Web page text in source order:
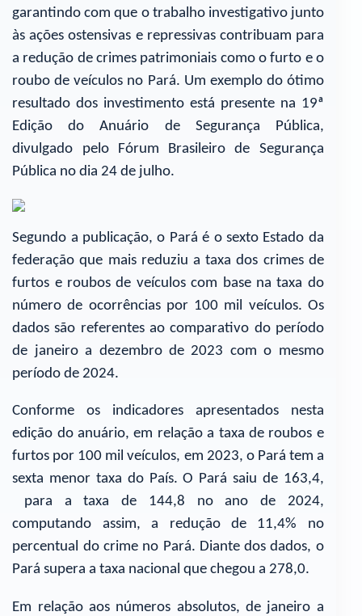
garantindo com que o trabalho investigativo junto
às ações ostensivas e repressivas contribuam para
a redução de crimes patrimoniais como o furto e o
roubo de veículos no Pará. Um exemplo do ótimo
resultado dos investimento está presente na 19ª
Edição do Anuário de Segurança Pública,
divulgado pelo Fórum Brasileiro de Segurança
Pública no dia 24 de julho.
Segundo a publicação, o Pará é o sexto Estado da
federação que mais reduziu a taxa dos crimes de
furtos e roubos de veículos com base na taxa do
número de ocorrências por 100 mil veículos. Os
dados são referentes ao comparativo do período
de janeiro a dezembro de 2023 com o mesmo
período de 2024.
Conforme os indicadores apresentados nesta
edição do anuário, em relação a taxa de roubos e
furtos por 100 mil veículos, em 2023, o Pará tem a
sexta menor taxa do País. O Pará saiu de 163,4,
para a taxa de 144,8 no ano de 2024,
computando assim, a redução de 11,4% no
percentual do crime no Pará. Diante dos dados, o
Pará supera a taxa nacional que chegou a 278,0.
Em relação aos números absolutos, de janeiro a